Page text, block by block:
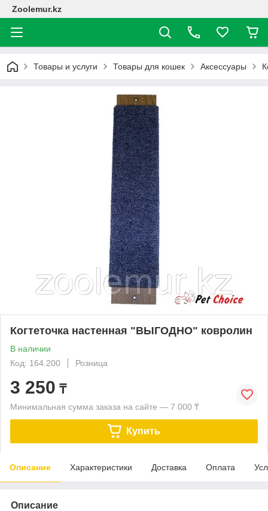
Zoolemur.kz
Товары и услуги Товары для кошек Аксессуары
Когтеточка настенная "ВЫГОДНО" ковролин
В наличии
Код: 164.200
Розница
3 250 ₸
Минимальная сумма заказа на сайте — 7 000 ₸
Купить
Описание Характеристики Доставка Оплата
Описание